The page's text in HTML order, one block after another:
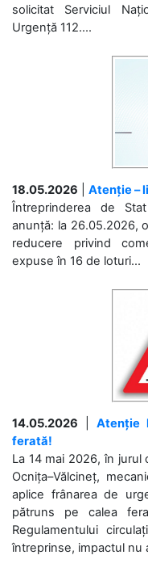
solicitat Serviciul
Urgență 112....
18.05.2026
Atenție –
Întreprinderea de
anunță: la 26.05.2026,
reducere privind
expuse în 16 de loturi...
14.05.2026
Atenție
ferată!
La 14 mai 2026, în
Ocnița–Vălcineț,
aplice frânarea de
pătruns pe calea
Regulamentului
întreprinse, impactul nu